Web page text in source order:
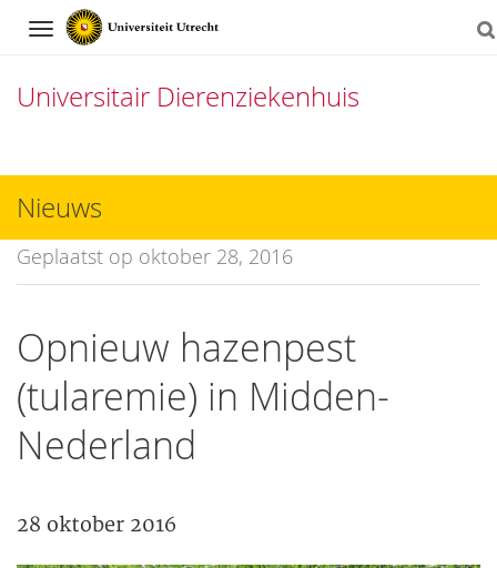
Navigation
Universitair Dierenziekenhuis
naar
inhoud
Nieuws
Geplaatst op oktober 28, 2016
Opnieuw hazenpest
(tularemie) in Midden-
Nederland
28 oktober 2016